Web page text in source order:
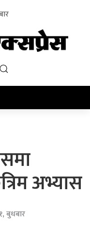
अभ्यास
बुधबार